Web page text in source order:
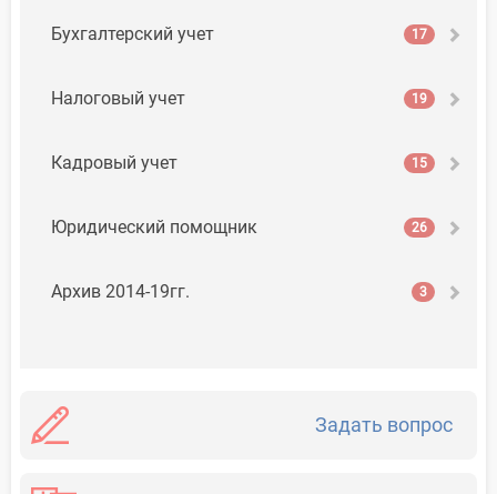
Бухгалтерский учет 17
Налоговый учет 19
Кадровый учет 15
Юридический помощник 26
Архив 2014-19гг. 3
Задать вопрос